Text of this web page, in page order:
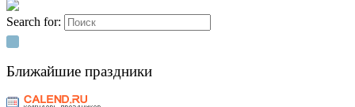
Search for:
Ближайшие праздники